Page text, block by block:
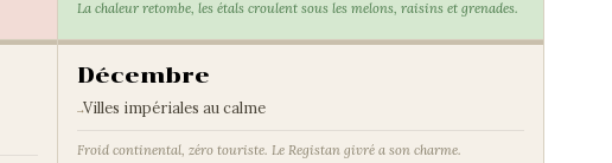
La chaleur retombe, les étals croulent sous les melons, raisins et grenades.
Décembre
Villes impériales au calme
Froid continental, zéro touriste. Le Registan givré a son charme.